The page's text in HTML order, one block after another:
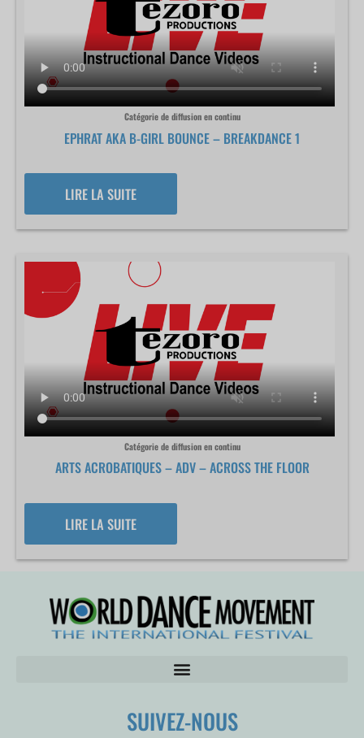
Catégorie de diffusion en continu
EPHRAT AKA B-GIRL BOUNCE – BREAKDANCE 1
LIRE LA SUITE
Catégorie de diffusion en continu
ARTS ACROBATIQUES – ADV – ACROSS THE FLOOR
LIRE LA SUITE
SUIVEZ-NOUS